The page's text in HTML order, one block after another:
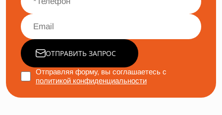
ОТПРАВИТЬ ЗАПРОС
Отправляя форму, вы соглашаетесь с
политикой конфиденциальности